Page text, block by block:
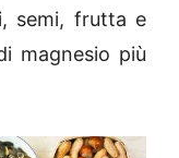
semi, frutta e
magnesio più